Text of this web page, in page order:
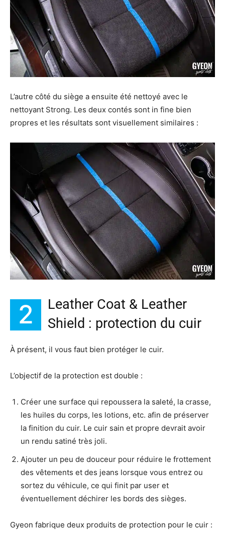
L’autre côté du siège a ensuite été nettoyé avec le
nettoyant Strong. Les deux contés sont in fine bien
propres et les résultats sont visuellement similaires :
2
Leather Coat & Leather
Shield : protection du cuir
À présent, il vous faut bien protéger le cuir.
L’objectif de la protection est double :
Créer une surface qui repoussera la saleté, la crasse,
les huiles du corps, les lotions, etc. afin de préserver
la finition du cuir. Le cuir sain et propre devrait avoir
un rendu satiné très joli.
Ajouter un peu de douceur pour réduire le frottement
des vêtements et des jeans lorsque vous entrez ou
sortez du véhicule, ce qui finit par user et
éventuellement déchirer les bords des sièges.
Gyeon fabrique deux produits de protection pour le cuir :